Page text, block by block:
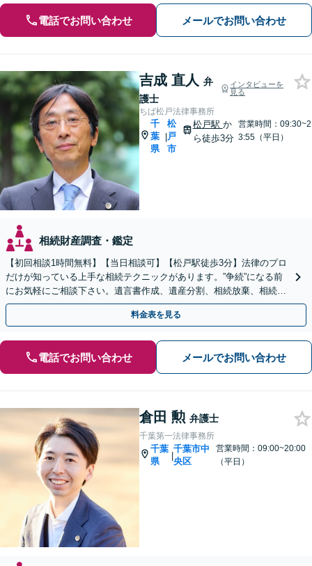
電話でお問い合わせ メールでお問い合わせ
吉成 直人 弁
護士
インタビューを
見る
ちば松戸法律事務所
千
葉
県
|
松
戸
市
松戸駅 か
ら徒歩3分
営業時間：09:30~2
3:55（平日）
相続財産調査・鑑定
【初回相談1時間無料】【当日相談可】【松戸駅徒歩3分】法律のプロ
だけが知っている上手な相続テクニックがあります。”争続”になる前
にお気軽にご相談下さい。遺言書作成、遺産分割、相続放棄、相続税
のことなど弁護経験豊富です。
料金表を見る
電話でお問い合わせ メールでお問い合わせ
倉田 勲 弁護士
千葉第一法律事務所
千葉
県
|
千葉市中
央区
営業時間：09:00~20:00
（平日）